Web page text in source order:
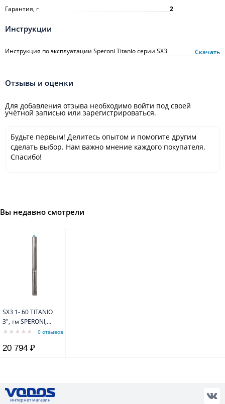
Гарантия, г
2
Инструкции
Инструкция по эксплуатации Speroni Titanio серии SX3 Скачать
Отзывы и оценки
Для добавления отзыва необходимо войти под своей
учётной записью или зарегистрироваться.
Будьте первым! Делитесь опытом и помогите другим
сделать выбор. Нам важно мнение каждого покупателя.
Спасибо!
Вы недавно смотрели
SX3 1- 60 TITANIO
3", тм SPERONI,
0,37kW, 1 х 230V,
0 отзывов
20 794 ₽
интернет магазин